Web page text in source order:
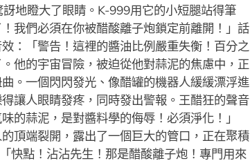
地瞪大了眼睛。K-999用它的小短腿站得筆
我們必須在你被醋酸離子炮鎖定前離開！」話
：「警告！這裡的醬油比例嚴重失衡！百分之
他的宇宙冒險，被迫從他對蒜泥的焦慮中，正
。一個閃閃發光、像醋罐的機器人緩緩漂浮進
讓人眼睛發疼，同時發出警報。王醋狂的聲音
的蒜泥，是對醬料學的侮辱！必須淨化！」
頂端裂開，露出了一個巨大的管口，正在聚積
快點！沾沾先生！那是醋酸離子炮！專門用來